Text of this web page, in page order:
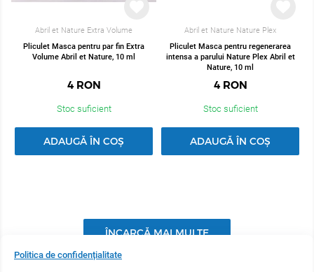
Abril et Nature Extra Volume
Pliculet Masca pentru par fin Extra
Volume Abril et Nature, 10 ml
4 RON
Stoc suficient
ADAUGĂ ÎN COȘ
Abril et Nature Nature Plex
Pliculet Masca pentru regenerarea
intensa a parului Nature Plex Abril et
Nature, 10 ml
4 RON
Stoc suficient
ADAUGĂ ÎN COȘ
ÎNCARCĂ MAI MULTE
Politica de confidențialitate